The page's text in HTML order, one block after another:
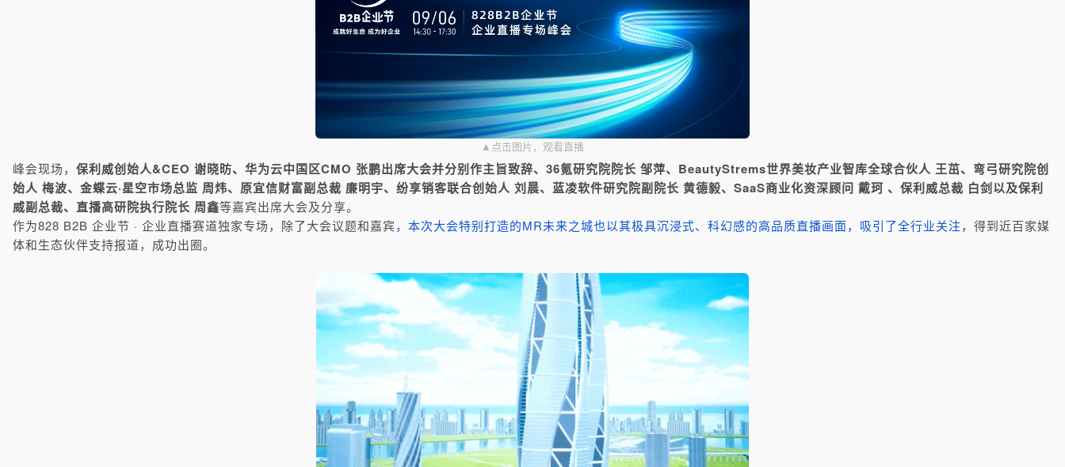
▲点击图片，观看直播
峰会现场， 保利威创始人&CEO 谢晓昉、华为云中国区CMO 张鹏出席大会并分别作主旨致辞、36氪研究院院长 邹萍、BeautyStrems世界美妆产业智库全球合伙人 王茁、弯弓研究院创
始人 梅波、金蝶云·星空市场总监 周炜、原宜信财富副总裁 廉明宇、纷享销客联合创始人 刘晨、蓝凌软件研究院副院长 黄德毅、SaaS商业化资深顾问 戴珂 、保利威总裁 白剑以及保利
威副总裁、直播高研院执行院长 周鑫等嘉宾出席大会及分享。
作为828 B2B 企业节 · 企业直播赛道独家专场，除了大会议题和嘉宾，本次大会特别打造的MR未来之城也以其极具沉浸式、科幻感的高品质直播画面，吸引了全行业关注，得到近百家媒
体和生态伙伴支持报道，成功出圈。